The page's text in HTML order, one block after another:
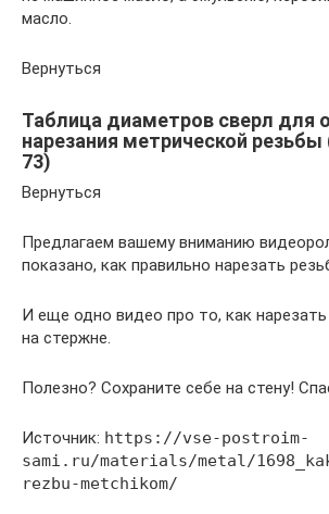
масло.
Вернуться
Таблица диаметров сверл для
нарезания метрической
73)
Вернуться
Предлагаем вашему вниманию
показано, как правильно нарезать
И еще одно видео про то, как
на стержне.
Полезно? Сохраните себе на стену!
Источник: https://vse-postroim-
sami.ru/materials/metal/
rezbu-metchikom/